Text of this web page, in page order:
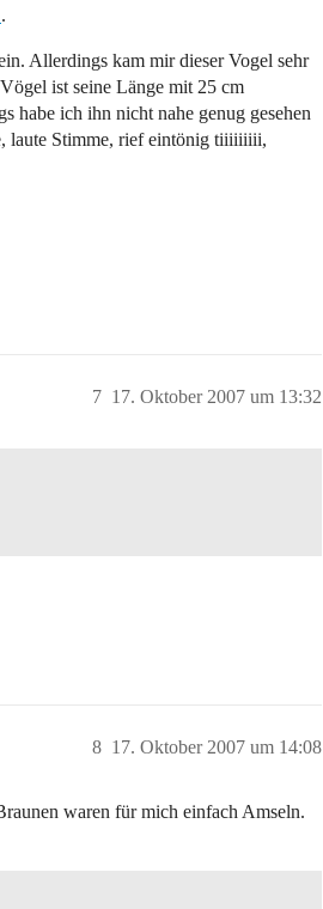
.
Allerdings kam mir dieser Vogel sehr
ist seine Länge mit 25 cm
habe ich ihn nicht nahe genug gesehen
laute Stimme, rief eintönig tiiiiiiiii,
17. Oktober 2007 um 13:32
7
17. Oktober 2007 um 14:08
8
waren für mich einfach Amseln.